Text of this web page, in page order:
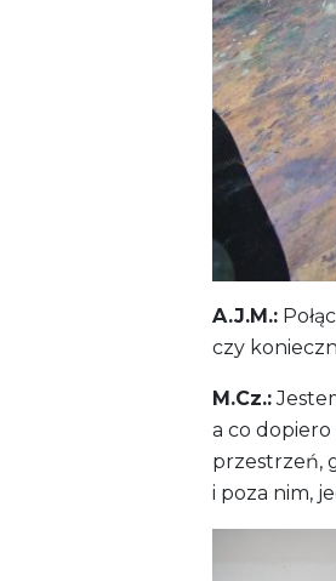
A.J.M.:
czy
M.Cz.:
a co
przestrzeń,
i poza nim,